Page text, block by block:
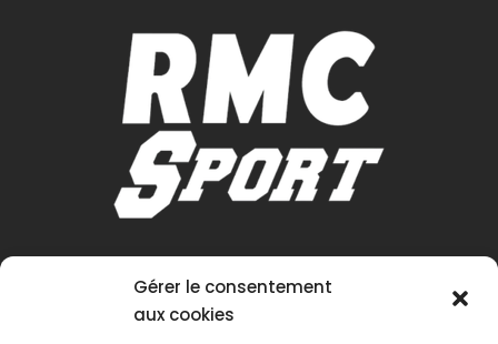
Gérer le consentement
aux cookies